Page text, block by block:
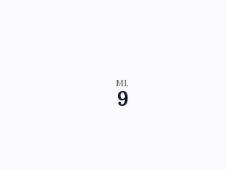
MI.
9